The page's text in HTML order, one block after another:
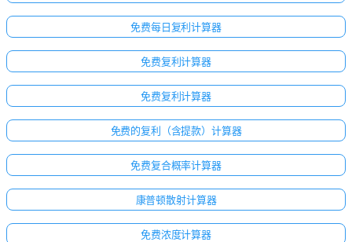
免费每日复利计算器
免费复利计算器
免费复利计算器
免费的复利（含提款）计算器
免费复合概率计算器
康普顿散射计算器
免费浓度计算器